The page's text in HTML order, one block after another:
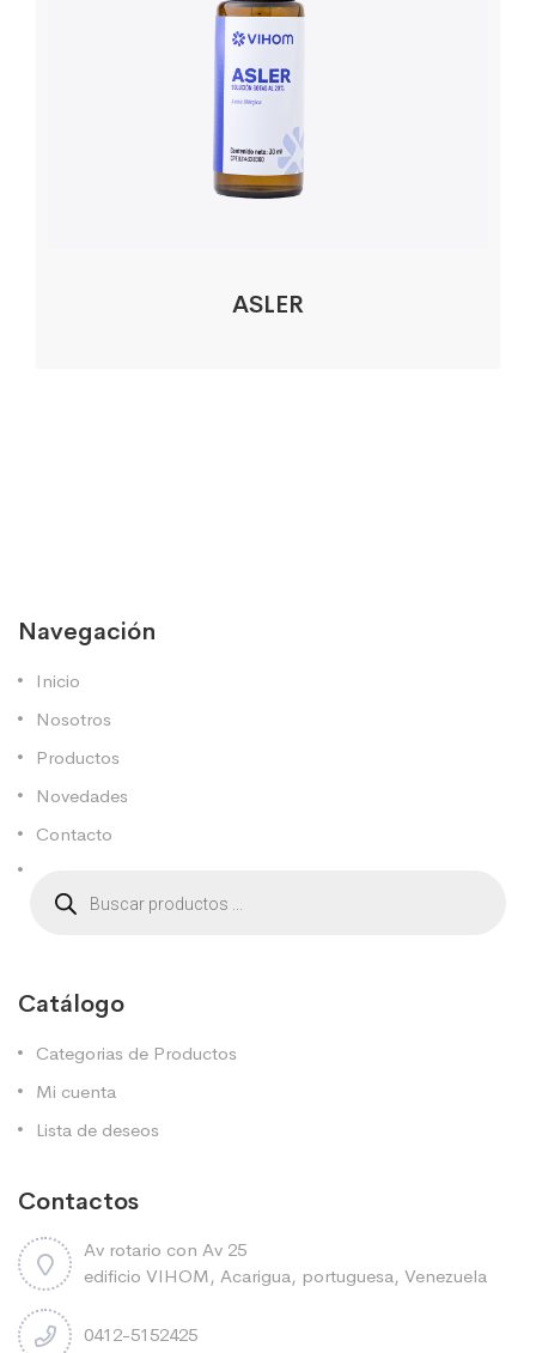
ASLER
Navegación
Inicio
Nosotros
Productos
Novedades
Contacto
Catálogo
Categorias de Productos
Mi cuenta
Lista de deseos
Contactos
Av rotario con Av 25
edificio VIHOM, Acarigua, portuguesa, Venezuela
0412-5152425